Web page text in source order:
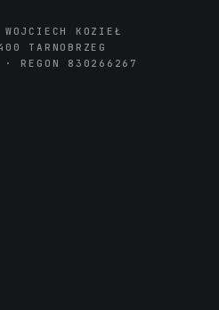
KOZIEŁ
TARNOBRZEG
830266267